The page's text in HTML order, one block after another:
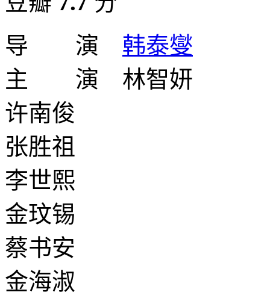
导 演 韩泰燮
主 演 林智妍
许南俊
张胜祖
李世熙
金玟锡
蔡书安
金海淑